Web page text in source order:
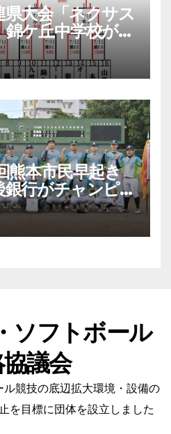
県大会「ネクサス
ケ丘中学校が準
へ
熊本市民早起き
行がチャンピオ
ソフトボール
議会
競技の底辺拡大環境・設備の
を目標に団体を設立しました